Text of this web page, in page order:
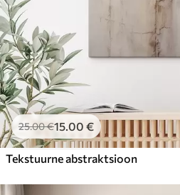
25.00€15.00 €
Tekstuurne abstraktsioon